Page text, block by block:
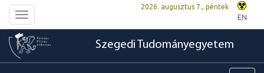
Toggle
navigation
2026. augusztus 7., péntek
EN
Szegedi Tudományegyetem